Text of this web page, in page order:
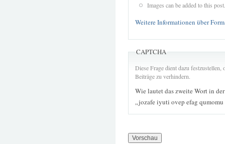
Images can be added to this post.
Weitere Informationen über
CAPTCHA
Diese Frage dient dazu
Beiträge zu verhindern.
Wie lautet das zweite Wort in
„jozafe iyuti ovep efag